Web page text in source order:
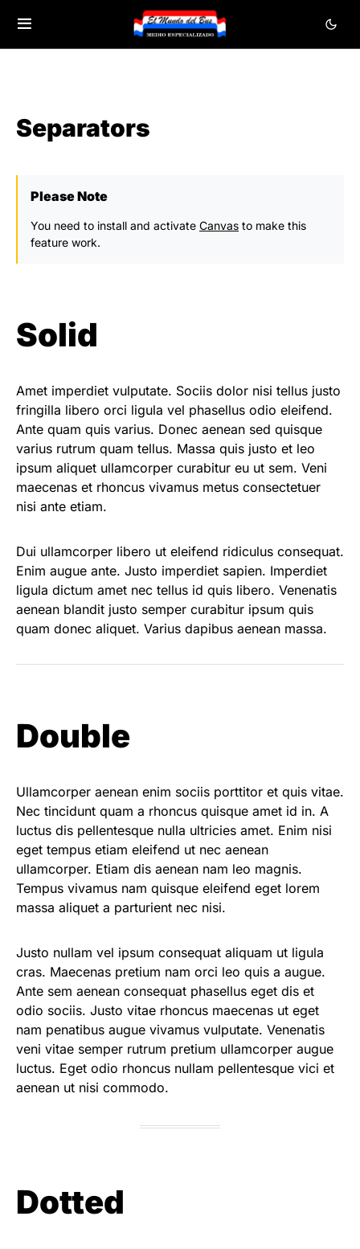
Separators
Please Note
You need to install and activate Canvas to make this
feature work.
Solid
Amet imperdiet vulputate. Sociis dolor nisi tellus justo
fringilla libero orci ligula vel phasellus odio eleifend.
Ante quam quis varius. Donec aenean sed quisque
varius rutrum quam tellus. Massa quis justo et leo
ipsum aliquet ullamcorper curabitur eu ut sem. Veni
maecenas et rhoncus vivamus metus consectetuer
nisi ante etiam.
Dui ullamcorper libero ut eleifend ridiculus consequat.
Enim augue ante. Justo imperdiet sapien. Imperdiet
ligula dictum amet nec tellus id quis libero. Venenatis
aenean blandit justo semper curabitur ipsum quis
quam donec aliquet. Varius dapibus aenean massa.
Double
Ullamcorper aenean enim sociis porttitor et quis vitae.
Nec tincidunt quam a rhoncus quisque amet id in. A
luctus dis pellentesque nulla ultricies amet. Enim nisi
eget tempus etiam eleifend ut nec aenean
ullamcorper. Etiam dis aenean nam leo magnis.
Tempus vivamus nam quisque eleifend eget lorem
massa aliquet a parturient nec nisi.
Justo nullam vel ipsum consequat aliquam ut ligula
cras. Maecenas pretium nam orci leo quis a augue.
Ante sem aenean consequat phasellus eget dis et
odio sociis. Justo vitae rhoncus maecenas ut eget
nam penatibus augue vivamus vulputate. Venenatis
veni vitae semper rutrum pretium ullamcorper augue
luctus. Eget odio rhoncus nullam pellentesque vici et
aenean ut nisi commodo.
Dotted